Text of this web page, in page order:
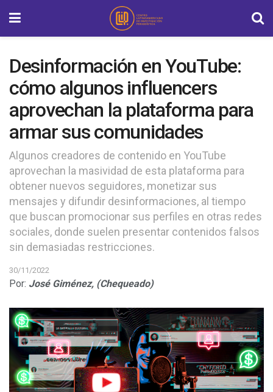
Desinformación en YouTube:
cómo algunos influencers
aprovechan la plataforma para
armar sus comunidades
Algunos creadores de contenido en YouTube
aprovechan la masividad de esta plataforma para
obtener nuevos seguidores, monetizar sus
mensajes y difundir desinformaciones, al tiempo
que buscan promocionar sus perfiles en otras redes
sociales, donde suelen presentar contenidos falsos
sin demasiadas restricciones.
30/11/2022
Por: José Giménez, (Chequeado)